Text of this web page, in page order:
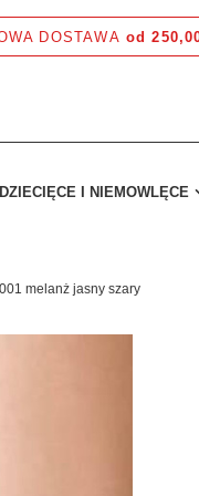
DOSTAWA od
I NIEMOWLĘCE
melanż jasny szary